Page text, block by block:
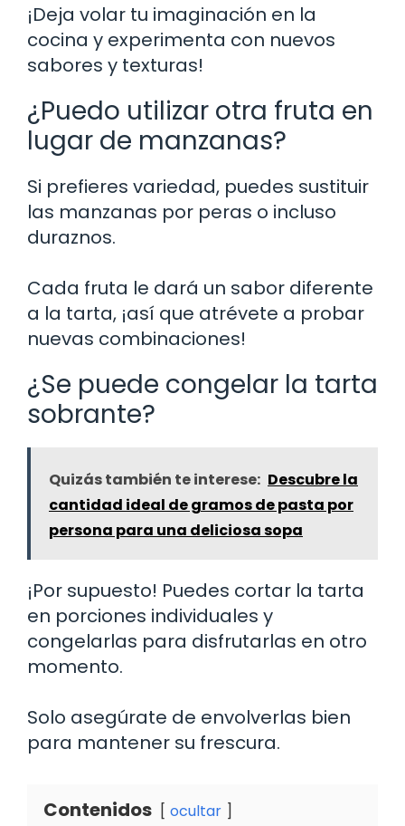
¡Deja volar tu imaginación en la
cocina y experimenta con nuevos
sabores y texturas!
¿Puedo utilizar otra fruta en
lugar de manzanas?
Si prefieres variedad, puedes sustituir
las manzanas por peras o incluso
duraznos.
Cada fruta le dará un sabor diferente
a la tarta, ¡así que atrévete a probar
nuevas combinaciones!
¿Se puede congelar la tarta
sobrante?
Quizás también te interese: Descubre la
cantidad ideal de gramos de pasta por
persona para una deliciosa sopa
¡Por supuesto! Puedes cortar la tarta
en porciones individuales y
congelarlas para disfrutarlas en otro
momento.
Solo asegúrate de envolverlas bien
para mantener su frescura.
Contenidos ocultar